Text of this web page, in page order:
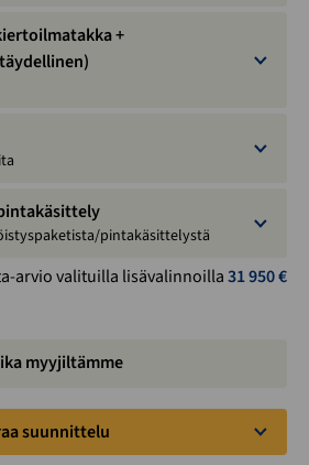
+
pintakäsittelystä
arvio valituilla lisävalinnoilla31 950€
myyjiltämme
suunnittelu